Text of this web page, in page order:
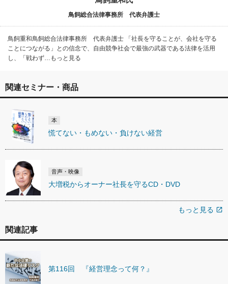
鳥飼総合法律事務所 代表弁護士
鳥飼重和鳥飼総合法律事務所 代表弁護士 「社長を守ることが、会社を守る
ことにつながる」との信念で、自由競争社会で最強の武器である法律を活用
し、「戦わず…もっと見る
関連セミナー・商品
本
慌てない・もめない・負けない経営
音声・映像
大増税からオーナー社長を守るCD・DVD
もっと見る open_in_new
関連記事
第116回 『経営理念って何？』